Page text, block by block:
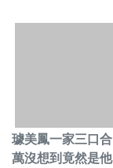
璩美鳳一家三口
萬沒想到竟然是他